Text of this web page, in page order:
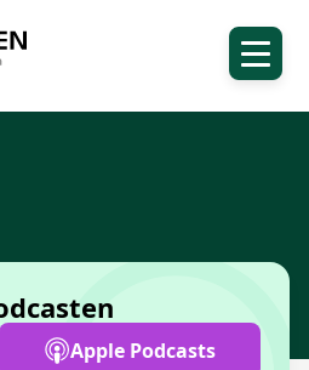
Apple Podcasts